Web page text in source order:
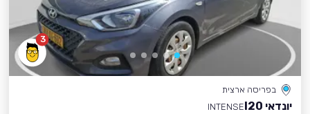
3
בפריסה ארצית
יונדאי I20
INTENSE